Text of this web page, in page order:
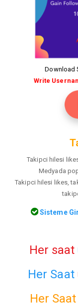
Download
Write
Takipci hilesi
Medyada
Takipci hilesi likes,
Sisteme
Her saat
Her Saat
Her Saat